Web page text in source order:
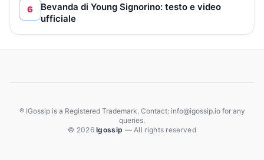
6
Bevanda di Young Signorino: testo e video
ufficiale
® IGossip is a Registered Trademark. Contact: info@igossip.io for any
queries.
© 2026Igossip — All rights reserved